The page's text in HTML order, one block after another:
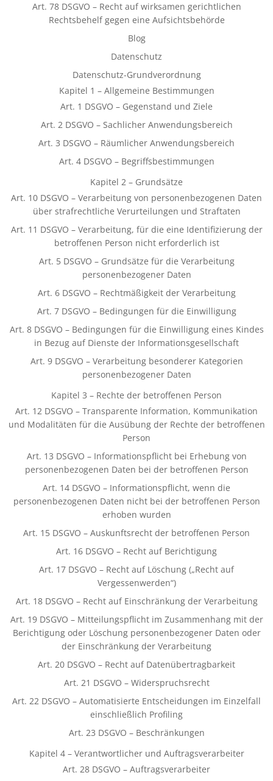
Art. 78 DSGVO – Recht auf wirksamen gerichtlichen
Rechtsbehelf gegen eine Aufsichtsbehörde
Blog
Datenschutz
Datenschutz-Grundverordnung
Kapitel 1 – Allgemeine Bestimmungen
Art. 1 DSGVO – Gegenstand und Ziele
Art. 2 DSGVO – Sachlicher Anwendungsbereich
Art. 3 DSGVO – Räumlicher Anwendungsbereich
Art. 4 DSGVO – Begriffsbestimmungen
Kapitel 2 – Grundsätze
Art. 10 DSGVO – Verarbeitung von personenbezogenen Daten
über strafrechtliche Verurteilungen und Straftaten
Art. 11 DSGVO – Verarbeitung, für die eine Identifizierung der
betroffenen Person nicht erforderlich ist
Art. 5 DSGVO – Grundsätze für die Verarbeitung
personenbezogener Daten
Art. 6 DSGVO – Rechtmäßigkeit der Verarbeitung
Art. 7 DSGVO – Bedingungen für die Einwilligung
Art. 8 DSGVO – Bedingungen für die Einwilligung eines Kindes
in Bezug auf Dienste der Informationsgesellschaft
Art. 9 DSGVO – Verarbeitung besonderer Kategorien
personenbezogener Daten
Kapitel 3 – Rechte der betroffenen Person
Art. 12 DSGVO – Transparente Information, Kommunikation
und Modalitäten für die Ausübung der Rechte der betroffenen
Person
Art. 13 DSGVO – Informationspflicht bei Erhebung von
personenbezogenen Daten bei der betroffenen Person
Art. 14 DSGVO – Informationspflicht, wenn die
personenbezogenen Daten nicht bei der betroffenen Person
erhoben wurden
Art. 15 DSGVO – Auskunftsrecht der betroffenen Person
Art. 16 DSGVO – Recht auf Berichtigung
Art. 17 DSGVO – Recht auf Löschung („Recht auf
Vergessenwerden“)
Art. 18 DSGVO – Recht auf Einschränkung der Verarbeitung
Art. 19 DSGVO – Mitteilungspflicht im Zusammenhang mit der
Berichtigung oder Löschung personenbezogener Daten oder
der Einschränkung der Verarbeitung
Art. 20 DSGVO – Recht auf Datenübertragbarkeit
Art. 21 DSGVO – Widerspruchsrecht
Art. 22 DSGVO – Automatisierte Entscheidungen im Einzelfall
einschließlich Profiling
Art. 23 DSGVO – Beschränkungen
Kapitel 4 – Verantwortlicher und Auftragsverarbeiter
Art. 28 DSGVO – Auftragsverarbeiter